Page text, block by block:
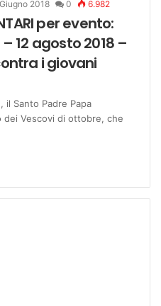
2018 0 6.982
per evento:
– 12 agosto 2018 –
i giovani
il Santo Padre Papa
dei Vescovi di ottobre, che